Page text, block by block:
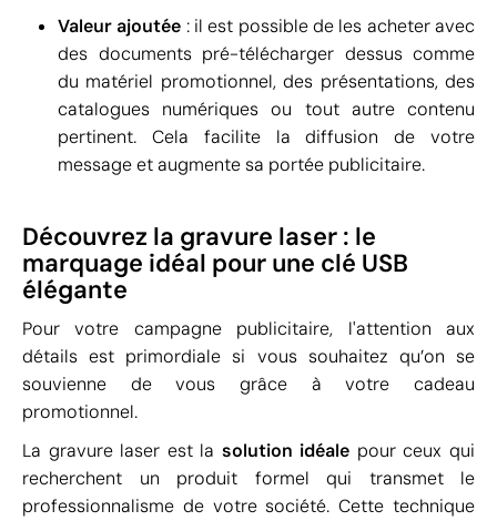
Valeur ajoutée : il est possible de les acheter avec
des documents pré-télécharger dessus comme
du matériel promotionnel, des présentations, des
catalogues numériques ou tout autre contenu
pertinent. Cela facilite la diffusion de votre
message et augmente sa portée publicitaire.
Découvrez la gravure laser : le
marquage idéal pour une clé USB
élégante
Pour votre campagne publicitaire, l'attention aux
détails est primordiale si vous souhaitez qu’on se
souvienne de vous grâce à votre cadeau
promotionnel.
La gravure laser est la solution idéale pour ceux qui
recherchent un produit formel qui transmet le
professionnalisme de votre société. Cette technique